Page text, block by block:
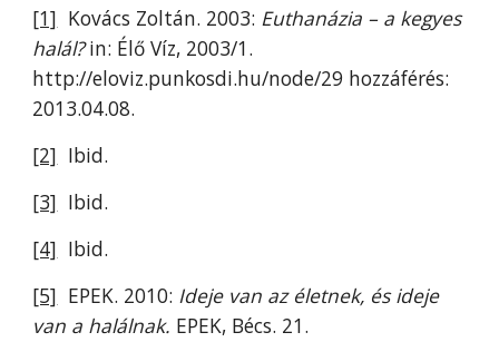
[1] Kovács Zoltán. 2003: Euthanázia – a kegyes
halál?in: Élő Víz, 2003/1.
http://eloviz.punkosdi.hu/node/29 hozzáférés:
2013.04.08.
[2] Ibid.
[3] Ibid.
[4] Ibid.
[5] EPEK. 2010: Ideje van az életnek, és ideje
van a halálnak. EPEK, Bécs. 21.